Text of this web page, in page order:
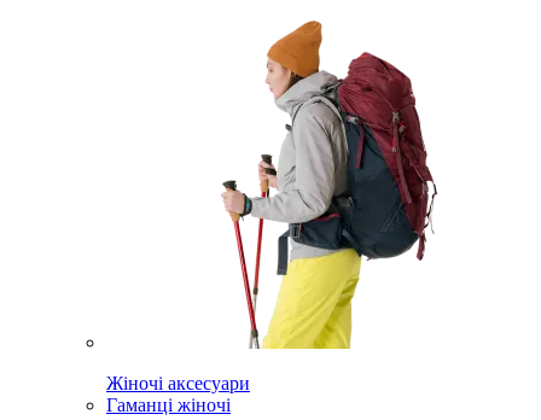
Жіночі аксесуари
Гаманці жіночі